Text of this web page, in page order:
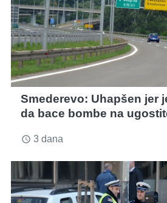
Smederevo: Uhapšen jer
da bace bombe na
access_time 3 dana